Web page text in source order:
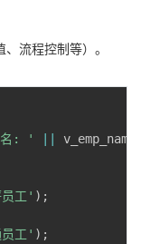
流程控制等）。
名: ' v_emp_name
工' ) ;
工' ) ;